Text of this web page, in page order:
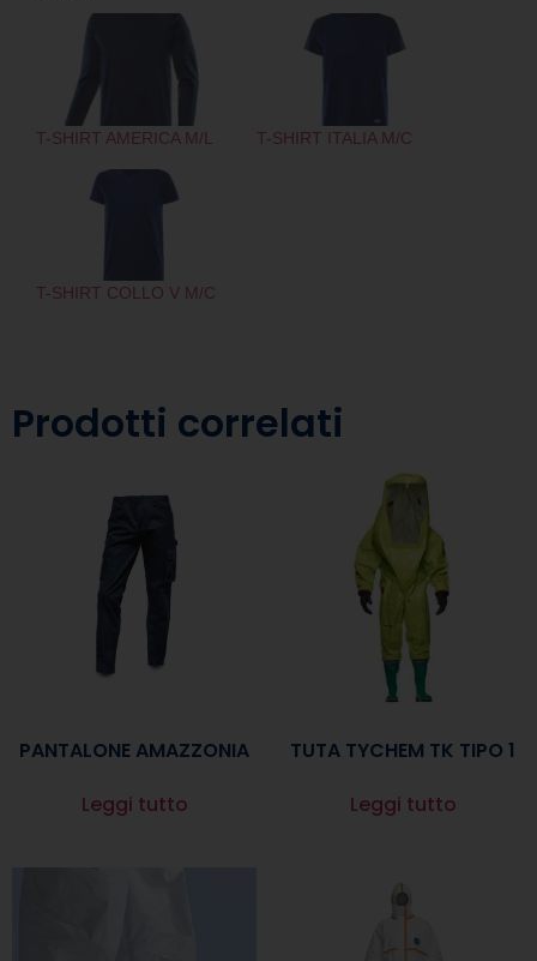
T-SHIRT AMERICA M/L T-SHIRT ITALIA M/C
T-SHIRT COLLO V M/C
Prodotti correlati
PANTALONE AMAZZONIA
Leggi tutto
TUTA TYCHEM TK TIPO 1
Leggi tutto